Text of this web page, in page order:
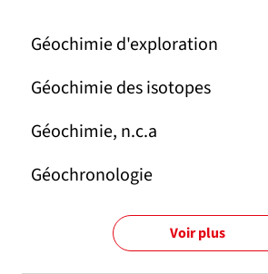
Géochimie d'exploration
Géochimie des isotopes
Géochimie, n.c.a
Géochronologie
Voir plus